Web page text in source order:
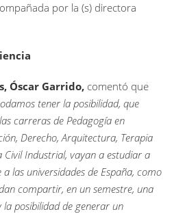
por la (s) directora
Óscar Garrido, comentó que
tener la posibilidad, que
carreras de Pedagogía en
Derecho, Arquitectura, Terapia
Civil Industrial, vayan a estudiar a
las universidades de España, como
compartir, en un semestre, una
posibilidad de generar un